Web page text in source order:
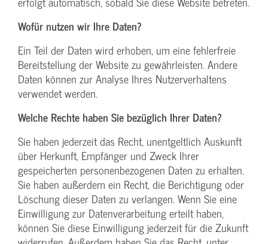
Wofür nutzen wir Ihre Daten?
Ein Teil der Daten wird erhoben, um eine fehlerfreie
Bereitstellung der Website zu gewährleisten. Andere
Daten können zur Analyse Ihres Nutzerverhaltens
verwendet werden.
Welche Rechte haben Sie bezüglich Ihrer Daten?
Sie haben jederzeit das Recht, unentgeltlich Auskunft
über Herkunft, Empfänger und Zweck Ihrer
gespeicherten personenbezogenen Daten zu erhalten.
Sie haben außerdem ein Recht, die Berichtigung oder
Löschung dieser Daten zu verlangen. Wenn Sie eine
Einwilligung zur Datenverarbeitung erteilt haben,
können Sie diese Einwilligung jederzeit für die Zukunft